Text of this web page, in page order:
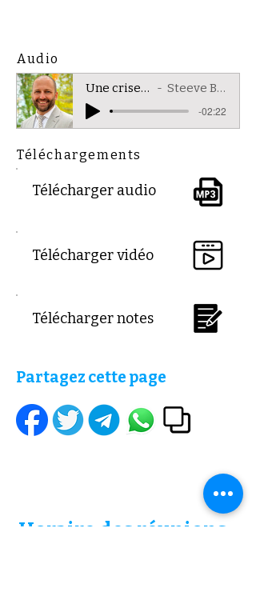
Audio
Une crise saine Steeve Brisson
-02:22
Téléchargements
Télécharger audio
Télécharger vidéo
Télécharger notes
Partagez cette page
Horaire des réunions